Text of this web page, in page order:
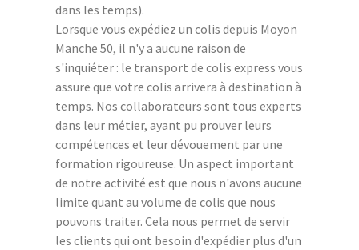
dans les temps).
Lorsque vous expédiez un colis depuis Moyon
Manche 50, il n'y a aucune raison de
s'inquiéter : le transport de colis express vous
assure que votre colis arrivera à destination à
temps. Nos collaborateurs sont tous experts
dans leur métier, ayant pu prouver leurs
compétences et leur dévouement par une
formation rigoureuse. Un aspect important
de notre activité est que nous n'avons aucune
limite quant au volume de colis que nous
pouvons traiter. Cela nous permet de servir
les clients qui ont besoin d'expédier plus d'un